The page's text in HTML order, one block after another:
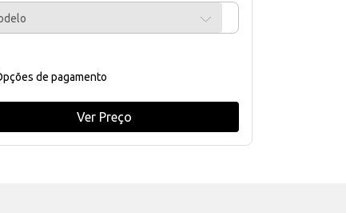
de pagamento
Ver Preço